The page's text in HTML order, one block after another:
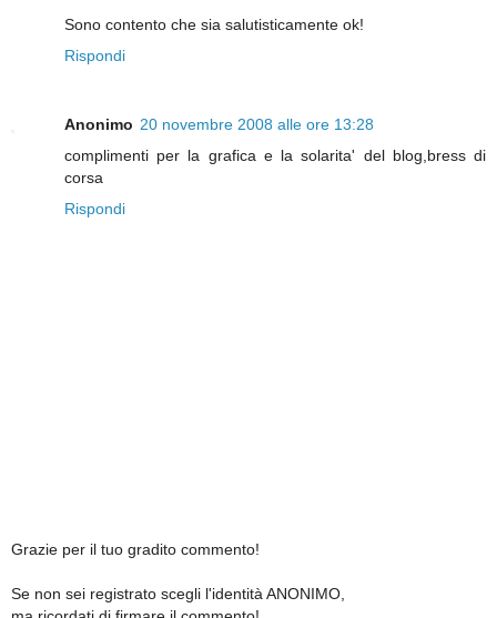
Sono contento che sia salutisticamente ok!
Rispondi
Anonimo 20 novembre 2008 alle ore 13:28
complimenti per la grafica e la solarita' del blog,bress di
corsa
Rispondi
Grazie per il tuo gradito commento!
Se non sei registrato scegli l'identità ANONIMO,